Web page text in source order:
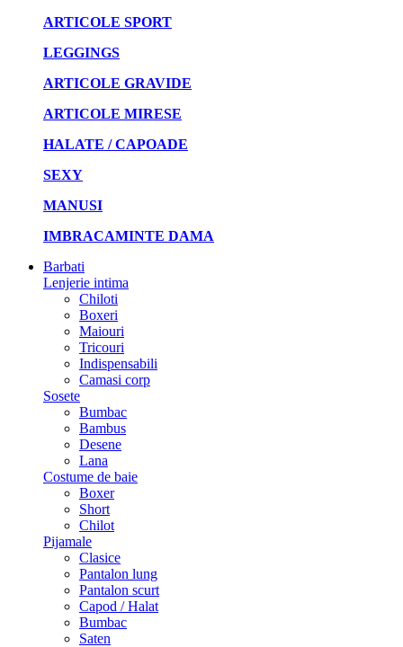
ARTICOLE SPORT
LEGGINGS
ARTICOLE GRAVIDE
ARTICOLE MIRESE
HALATE / CAPOADE
SEXY
MANUSI
IMBRACAMINTE DAMA
Barbati
Lenjerie intima
Chiloti
Boxeri
Maiouri
Tricouri
Indispensabili
Camasi corp
Sosete
Bumbac
Bambus
Desene
Lana
Costume de baie
Boxer
Short
Chilot
Pijamale
Clasice
Pantalon lung
Pantalon scurt
Capod / Halat
Bumbac
Saten